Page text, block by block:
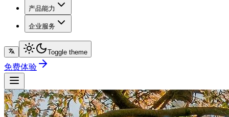
产品能力
企业服务
Toggle theme
免费体验